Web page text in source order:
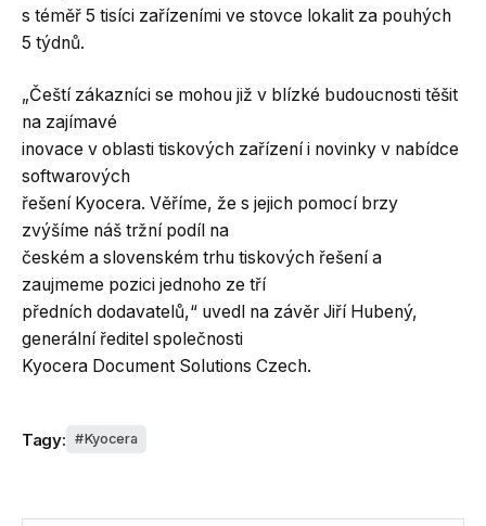
s téměř 5 tisíci zařízeními ve stovce lokalit za pouhých
5 týdnů.
„Čeští zákazníci se mohou již v blízké budoucnosti těšit
na zajímavé
inovace v oblasti tiskových zařízení i novinky v nabídce
softwarových
řešení Kyocera. Věříme, že s jejich pomocí brzy
zvýšíme náš tržní podíl na
českém a slovenském trhu tiskových řešení a
zaujmeme pozici jednoho ze tří
předních dodavatelů,“ uvedl na závěr Jiří Hubený,
generální ředitel společnosti
Kyocera Document Solutions Czech.
Tagy: Kyocera